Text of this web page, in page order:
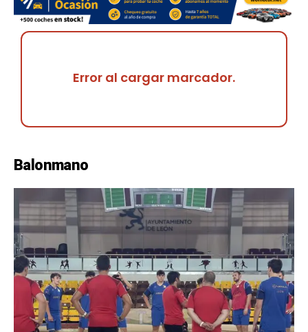
Error al cargar marcador.
Balonmano